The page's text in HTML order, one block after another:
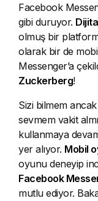
Facebook
gibi duruyor.
olmuş bir
olarak bir de
Messenger’a
Zuckerberg!
Sizi bilmem
sevmem vakit
kullanmaya
yer alıyor. Mobil
oyunu deneyip
Facebook
mutlu ediyor.